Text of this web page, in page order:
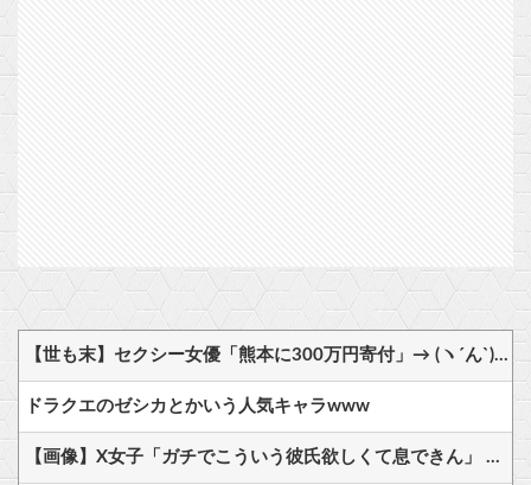
【世も末】セクシー女優「熊本に300万円寄付」→ (ヽ´ん`)「汚い金でもありがとう」
ドラクエのゼシカとかいう人気キャラwww
【画像】X女子「ガチでこういう彼氏欲しくて息できん」 2000万バズ